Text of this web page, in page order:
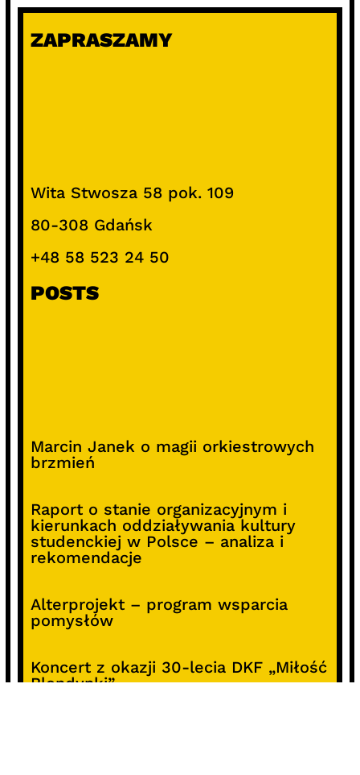
ZAPRASZAMY
Wita Stwosza 58 pok. 109
80-308 Gdańsk
+48 58 523 24 50
POSTS
Marcin Janek o magii orkiestrowych
brzmień
Raport o stanie organizacyjnym i
kierunkach oddziaływania kultury
studenckiej w Polsce – analiza i
rekomendacje
Alterprojekt – program wsparcia
pomysłów
Koncert z okazji 30-lecia DKF „Miłość
Blondynki”